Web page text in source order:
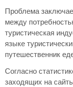
Проблема
между
туристическая
языке
путешественник
Согласно
заходящих на